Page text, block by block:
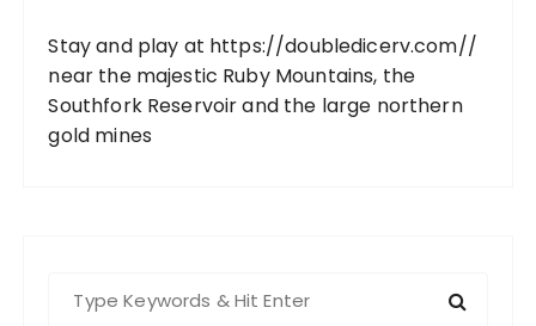
Stay and play at https://doubledicerv.com//
near the majestic Ruby Mountains, the
Southfork Reservoir and the large northern
gold mines